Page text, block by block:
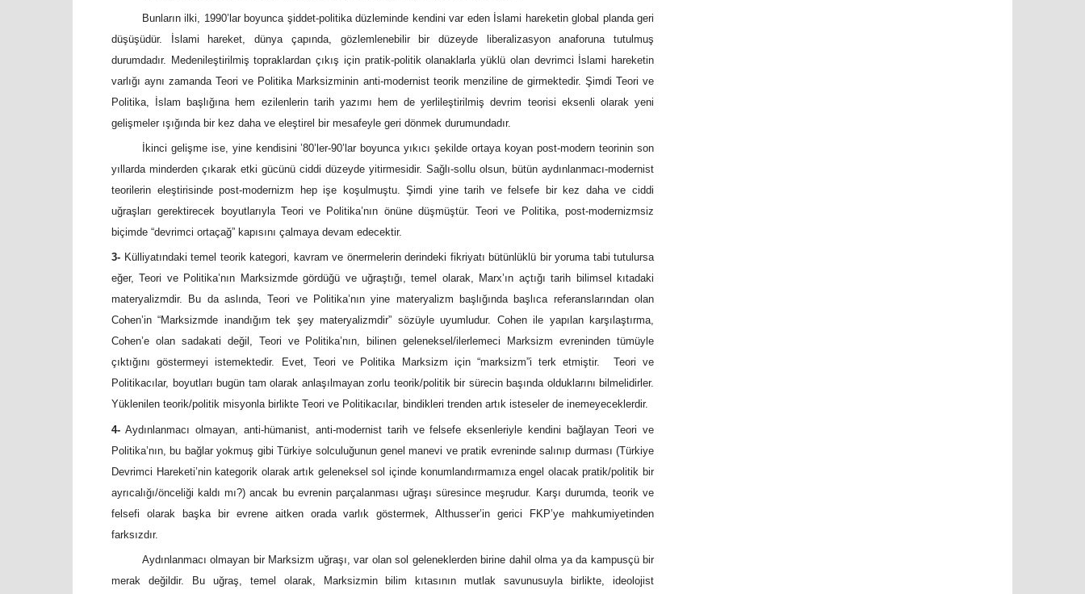
Bunların ilki, 1990’lar boyunca şiddet-politika düzleminde kendini var eden İslami hareketin global planda geri
düşüşüdür. İslami hareket, dünya çapında, gözlemlenebilir bir düzeyde liberalizasyon anaforuna tutulmuş
durumdadır. Medenileştirilmiş topraklardan çıkış için pratik-politik olanaklarla yüklü olan devrimci İslami hareketin
varlığı aynı zamanda Teori ve Politika Marksizminin anti-modernist teorik menziline de girmektedir. Şimdi Teori ve
Politika, İslam başlığına hem ezilenlerin tarih yazımı hem de yerlileştirilmiş devrim teorisi eksenli olarak yeni
gelişmeler ışığında bir kez daha ve eleştirel bir mesafeyle geri dönmek durumundadır.
İkinci gelişme ise, yine kendisini ’80’ler-90’lar boyunca yıkıcı şekilde ortaya koyan post-modern teorinin son
yıllarda minderden çıkarak etki gücünü ciddi düzeyde yitirmesidir. Sağlı-sollu olsun, bütün aydınlanmacı-modernist
teorilerin eleştirisinde post-modernizm hep işe koşulmuştu. Şimdi yine tarih ve felsefe bir kez daha ve ciddi
uğraşları gerektirecek boyutlarıyla Teori ve Politika’nın önüne düşmüştür. Teori ve Politika, post-modernizmsiz
biçimde “devrimci ortaçağ” kapısını çalmaya devam edecektir.
3- Külliyatındaki temel teorik kategori, kavram ve önermelerin derindeki fikriyatı bütünlüklü bir yoruma tabi tutulursa
eğer, Teori ve Politika’nın Marksizmde gördüğü ve uğraştığı, temel olarak, Marx’ın açtığı tarih bilimsel kıtadaki
materyalizmdir. Bu da aslında, Teori ve Politika’nın yine materyalizm başlığında başlıca referanslarından olan
Cohen’in “Marksizmde inandığım tek şey materyalizmdir” sözüyle uyumludur. Cohen ile yapılan karşılaştırma,
Cohen’e olan sadakati değil, Teori ve Politika’nın, bilinen geleneksel/ilerlemeci Marksizm evreninden tümüyle
çıktığını göstermeyi istemektedir. Evet, Teori ve Politika Marksizm için “marksizm”i terk etmiştir. Teori ve
Politikacılar, boyutları bugün tam olarak anlaşılmayan zorlu teorik/politik bir sürecin başında olduklarını bilmelidirler.
Yüklenilen teorik/politik misyonla birlikte Teori ve Politikacılar, bindikleri trenden artık isteseler de inemeyeceklerdir.
4- Aydınlanmacı olmayan, anti-hümanist, anti-modernist tarih ve felsefe eksenleriyle kendini bağlayan Teori ve
Politika’nın, bu bağlar yokmuş gibi Türkiye solculuğunun genel manevi ve pratik evreninde salınıp durması (Türkiye
Devrimci Hareketi’nin kategorik olarak artık geleneksel sol içinde konumlandırmamıza engel olacak pratik/politik bir
ayrıcalığı/önceliği kaldı mı?) ancak bu evrenin parçalanması uğraşı süresince meşrudur. Karşı durumda, teorik ve
felsefi olarak başka bir evrene aitken orada varlık göstermek, Althusser’in gerici FKP’ye mahkumiyetinden
farksızdır.
Aydınlanmacı olmayan bir Marksizm uğraşı, var olan sol geleneklerden birine dahil olma ya da kampusçü bir
merak değildir. Bu uğraş, temel olarak, Marksizmin bilim kıtasının mutlak savunusuyla birlikte, ideolojist